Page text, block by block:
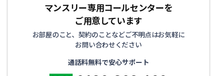
マンスリー専用コールセンターを
ご用意しています
お部屋のこと、契約のことなどご不明点はお気軽に
お問い合わせください
通話料無料で安心サポート